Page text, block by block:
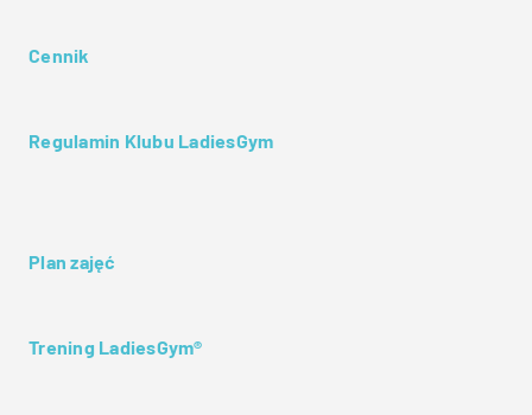
Cennik
Regulamin Klubu LadiesGym
Plan zajęć
Trening LadiesGym®